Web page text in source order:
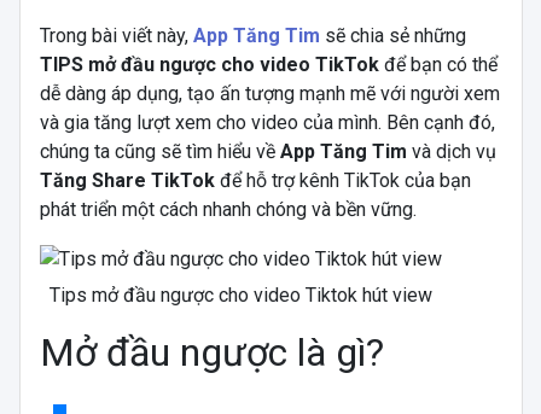
Trong bài viết này, App Tăng Tim sẽ chia sẻ những
TIPS mở đầu ngược cho video TikTokđể bạn có thể
dễ dàng áp dụng, tạo ấn tượng mạnh mẽ với người xem
và gia tăng lượt xem cho video của mình. Bên cạnh đó,
chúng ta cũng sẽ tìm hiểu về App Tăng Tim và dịch vụ
Tăng Share TikTokđể hỗ trợ kênh TikTok của bạn
phát triển một cách nhanh chóng và bền vững.
Tips mở đầu ngược cho video Tiktok hút view
Mở đầu ngược là gì?